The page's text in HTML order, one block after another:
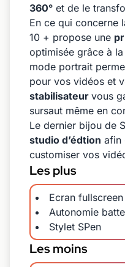
360° et de le
En ce qui concerne
10 + propose une
optimisée grâce à
mode portrait
pour vos vidéos et
stabilisateur vous
sursaut même en
Le dernier bijou de
studio d’édtion afin
customiser vos
Les plus
Ecran fullscreen
Autonomie
Stylet SPen
Les moins